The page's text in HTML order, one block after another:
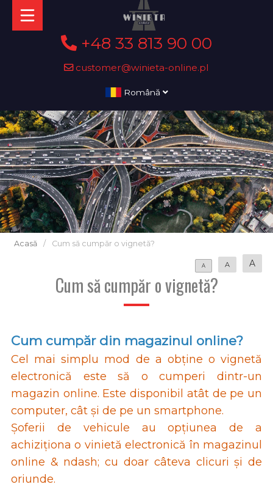
+48 33 813 90 00
customer@winieta-online.pl
Română
Acasă / Cum să cumpăr o vignetă?
A A A
Cum să cumpăr o vignetă?
Cum cumpăr din magazinul online?
Cel mai simplu mod de a obține o vignetă
electronică este să o cumperi dintr-un
magazin online. Este disponibil atât de pe un
computer, cât și de pe un smartphone.
Șoferii de vehicule au opțiunea de a
achiziționa o vinietă electronică în magazinul
online & ndash; cu doar câteva clicuri și de
oriunde.